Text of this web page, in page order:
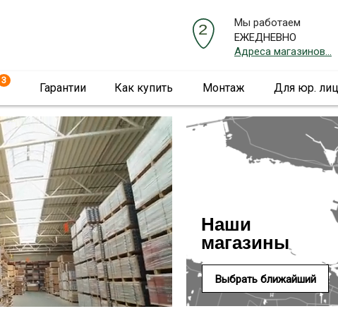
Мы работаем
ЕЖЕДНЕВНО
Адреса магазинов...
3
Гарантии Как купить Монтаж Для юр. лиц
Наши
магазины
Выбрать ближайший